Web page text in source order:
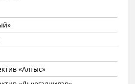
«Алгыс»